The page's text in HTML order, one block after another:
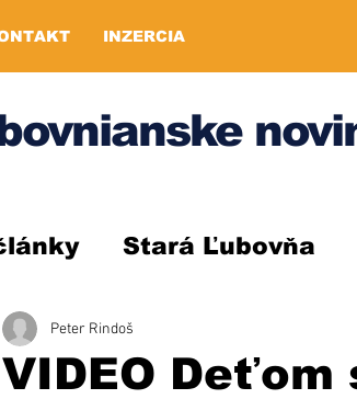
INZERCIA
Stará Ľubovňa
VIDEO Deťom
Peter Rindoš